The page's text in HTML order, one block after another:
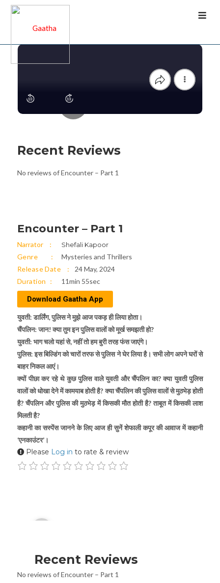
Recent Reviews
No reviews of Encounter – Part 1
Encounter – Part 1
Narrator Shefali Kapoor
Genre
Mysteries and Thrillers
Release Date
24 May, 2024
Duration
11min 55sec
Download Gaatha App
युवती: डार्लिंग, पुलिस ने मुझे आज पकड़ ही लिया होता।
चैंपलिन: जान! क्या तुम इन पुलिस वालों को मूर्ख समझती हो?
युवती: भाग चलो यहां से, नहीं तो हम बुरी तरह फंस जाएंगे।
पुलिस: इस बिल्डिंग को चारों तरफ से पुलिस ने घेर लिया है। सभी लोग अपने घरों से
बाहर निकल आएं।
क्यों पीछा कर रहे थे कुछ पुलिस वाले युवती और चैंपलिन का? क्या युवती पुलिस
वालों को धोखा देने में कामयाब होती है? क्या चैंपलिन की पुलिस वालों से मुठभेड़ होती
है? चैंपलिन और पुलिस की मुठभेड़ में किसकी मौत होती है? ताबूत में किसकी लाश
मिलती है?
कहानी का सस्पेंस जानने के लिए आज ही सुनें शेफाली कपूर की आवाज में कहानी
‘एनकाउंटर’।
Please Log in to rate & review
Player
Recent Reviews
No reviews of Encounter – Part 1